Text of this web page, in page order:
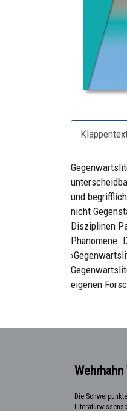
und
nicht
Disziplinen
Phänomene.
eigenen
Wehrhahn
Die